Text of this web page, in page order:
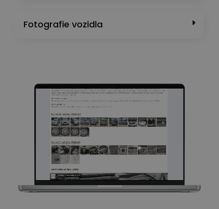
Fotografie vozidla